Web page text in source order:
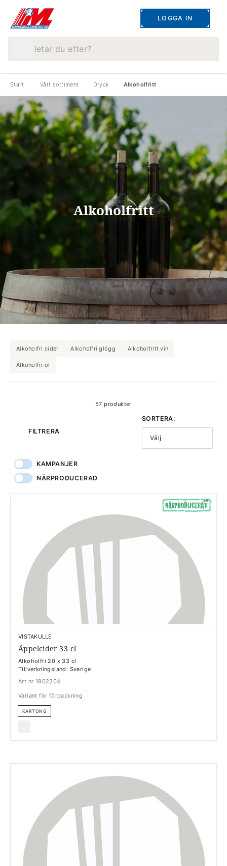
LOGGA IN
Start Vårt sortiment Dryck Alkoholfritt
Alkoholfritt
Alkoholfri cider Alkoholfri glögg Alkoholfritt vin
Alkoholfri öl
57 produkter
FILTRERA
SORTERA:
Välj
KAMPANJER
NÄRPRODUCERAD
VISTAKULLE
Äppelcider 33 cl
Alkoholfri 20 x 33 cl
Tillverkningsland: Sverige
Art.nr 1902204
Variant för förpackning
KARTONG